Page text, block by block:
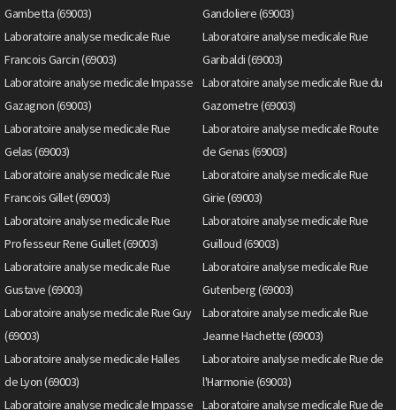
Gambetta (69003)
Gandoliere (69003)
Laboratoire analyse medicale Rue
Francois Garcin (69003)
Laboratoire analyse medicale Rue
Garibaldi (69003)
Laboratoire analyse medicale Impasse
Gazagnon (69003)
Laboratoire analyse medicale Rue du
Gazometre (69003)
Laboratoire analyse medicale Rue
Gelas (69003)
Laboratoire analyse medicale Route
de Genas (69003)
Laboratoire analyse medicale Rue
Francois Gillet (69003)
Laboratoire analyse medicale Rue
Girie (69003)
Laboratoire analyse medicale Rue
Professeur Rene Guillet (69003)
Laboratoire analyse medicale Rue
Guilloud (69003)
Laboratoire analyse medicale Rue
Gustave (69003)
Laboratoire analyse medicale Rue
Gutenberg (69003)
Laboratoire analyse medicale Rue Guy
(69003)
Laboratoire analyse medicale Rue
Jeanne Hachette (69003)
Laboratoire analyse medicale Halles
de Lyon (69003)
Laboratoire analyse medicale Rue de
l'Harmonie (69003)
Laboratoire analyse medicale Impasse
Laboratoire analyse medicale Rue de